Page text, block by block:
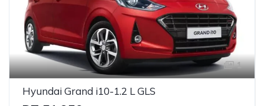
1
Hyundai Grand i10-1.2 L GLS